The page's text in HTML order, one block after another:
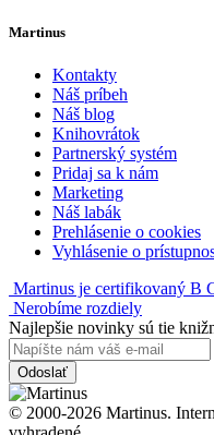
Martinus
Kontakty
Náš príbeh
Náš blog
Knihovrátok
Partnerský systém
Pridaj sa k nám
Marketing
Náš labák
Prehlásenie o cookies
Vyhlásenie o
Martinus je certifikovaný B
Nerobíme rozdiely
Najlepšie novinky sú tie
Odoslať
© 2000-2026 Martinus.